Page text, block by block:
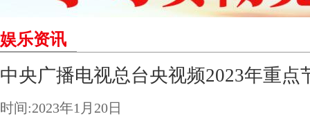
娱乐资讯
中央广播电视总台央视频2023年重点
时间:2023年1月20日